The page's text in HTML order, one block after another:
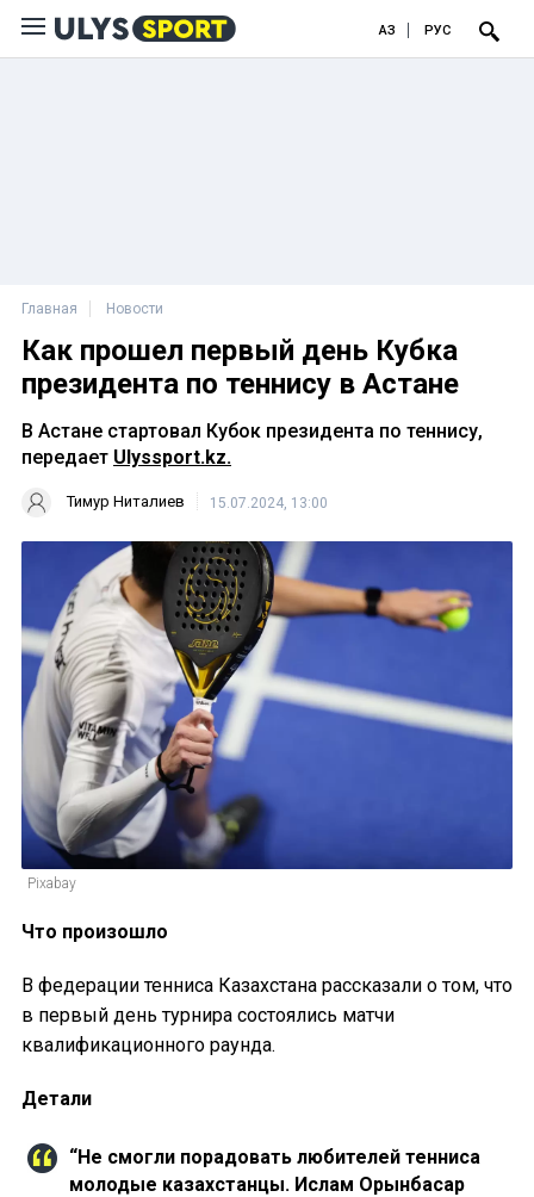
ҚАЗ РУС
Главная Новости
Как прошел первый день Кубка
президента по теннису в Астане
В Астане стартовал Кубок президента по теннису,
передает Ulyssport.kz.
Тимур Ниталиев 15.07.2024, 13:00
Pixabay
Что произошло
В федерации тенниса Казахстана рассказали о том, что
в первый день турнира состоялись матчи
квалификационного раунда.
Детали
“Не смогли порадовать любителей тенниса
молодые казахстанцы. Ислам Орынбасар